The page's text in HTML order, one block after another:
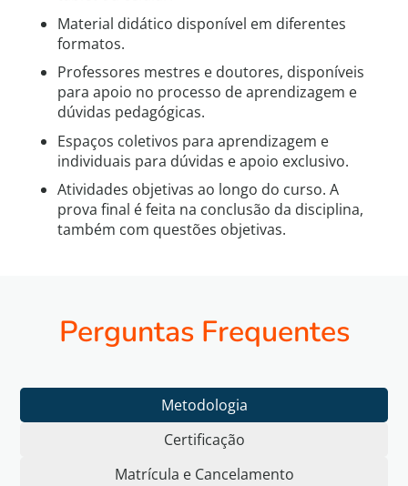
Material didático disponível em diferentes
formatos.
Professores mestres e doutores, disponíveis
para apoio no processo de aprendizagem e
dúvidas pedagógicas.
Espaços coletivos para aprendizagem e
individuais para dúvidas e apoio exclusivo.
Atividades objetivas ao longo do curso. A
prova final é feita na conclusão da disciplina,
também com questões objetivas.
Perguntas Frequentes
Metodologia
Certificação
Matrícula e Cancelamento